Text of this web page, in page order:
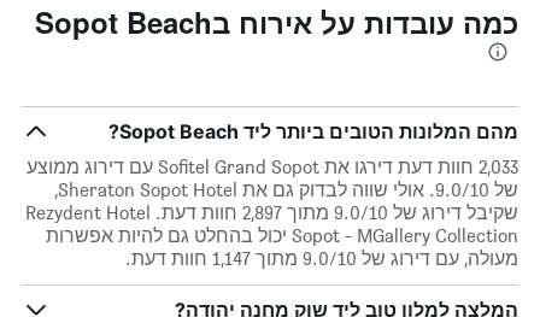
כמה עובדות על אירוח בSopot Beach
מהם המלונות הטובים ביותר ליד Sopot Beach?
2,033 חוות דעת דירגו את Sofitel Grand Sopot עם דירוג ממוצע
של 9.0/10. אולי שווה לבדוק גם את Sheraton Sopot Hotel,
שקיבל דירוג של 9.0/10 מתוך 2,897 חוות דעת. Rezydent Hotel
Sopot - MGallery Collection יכול בהחלט גם להיות אפשרות
מעולה, עם דירוג של 9.0/10 מתוך 1,147 חוות דעת.
המלצה למלון טוב ליד שוק מחנה יהודה?